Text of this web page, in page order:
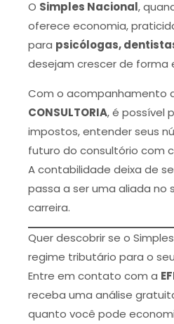
O Simples Nacional,
oferece economia,
para psicólogas,
desejam crescer de forma
Com o acompanhamento
CONSULTORIA, é possível
impostos, entender seus
futuro do consultório com
A contabilidade deixa de
passa a ser uma aliada no
carreira.
Quer descobrir se o
regime tributário para o
Entre em contato com a
receba uma análise
quanto você pode